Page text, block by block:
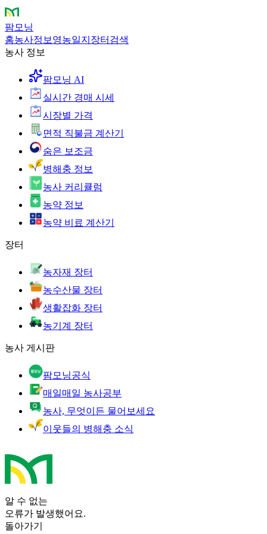
팜모닝
홈농사정보 영농일지 장터 검색
농사 정보
팜모닝 AI
실시간 경매 시세
시장별 가격
면적 직불금 계산기
숨은 보조금
병해충 정보
농사 커리큘럼
농약 정보
농약 비료 계산기
장터
농자재 장터
농수산물 장터
생활잡화 장터
농기계 장터
농사 게시판
팜모닝공식
매일매일 농사공부
농사, 무엇이든 물어보세요
이웃들의 병해충 소식
알 수 없는
오류가 발생했어요.
돌아가기